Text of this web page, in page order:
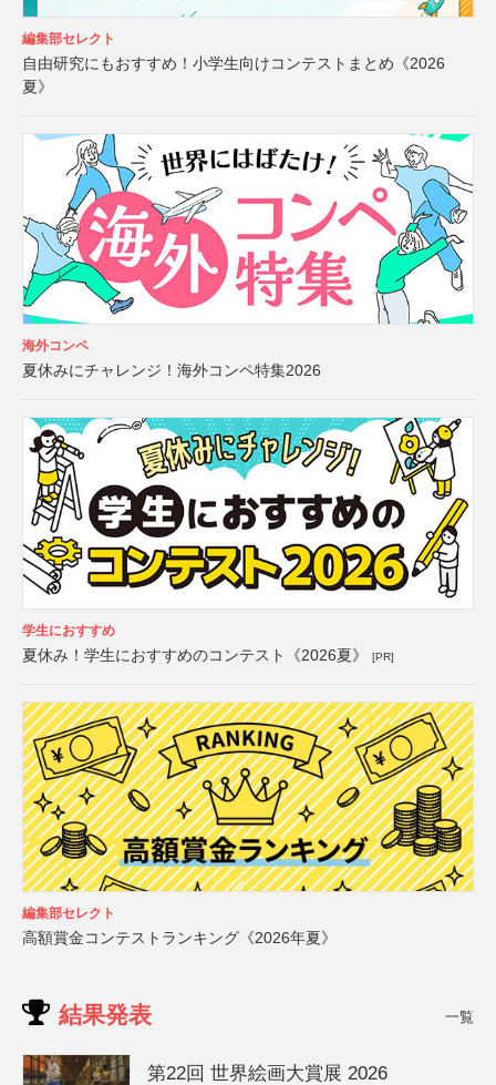
編集部セレクト
自由研究にもおすすめ！小学生向けコンテストまとめ《2026
夏》
海外コンペ
夏休みにチャレンジ！海外コンペ特集2026
学生におすすめ
夏休み！学生におすすめのコンテスト《2026夏》 [PR]
編集部セレクト
高額賞金コンテストランキング《2026年夏》
結果発表 一覧
第22回 世界絵画大賞展 2026